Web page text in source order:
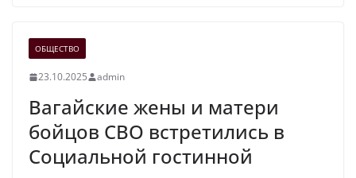
ОБЩЕСТВО
23.10.2025 admin
Вагайские жены и матери
бойцов СВО встретились в
Социальной гостинной